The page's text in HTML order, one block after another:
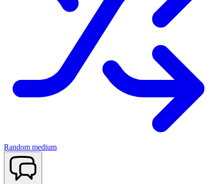
Random medium